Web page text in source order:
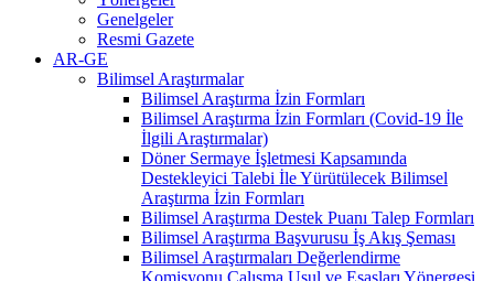
Genelgeler
Resmi Gazete
AR-GE
Bilimsel Araştırmalar
Bilimsel Araştırma İzin Formları
Bilimsel Araştırma İzin Formları (Covid-19 İle
İlgili Araştırmalar)
Döner Sermaye İşletmesi Kapsamında
Destekleyici Talebi İle Yürütülecek Bilimsel
Araştırma İzin Formları
Bilimsel Araştırma Destek Puanı Talep Formları
Bilimsel Araştırma Başvurusu İş Akış Şeması
Bilimsel Araştırmaları Değerlendirme
Komisyonu Çalışma Usul ve Esasları Yönergesi